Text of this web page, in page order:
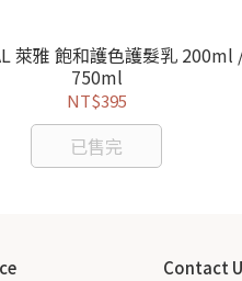
萊雅 飽和護色護髮乳 200ml
750ml
NT$395
已售完
Contact